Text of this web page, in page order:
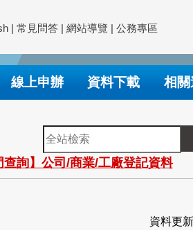
| 常見問答 | 網站導覽 | 公務專區
線上申辦 資料下載 相
全
站
檢
索
查詢】公司/商業/工廠登記資料
資料更